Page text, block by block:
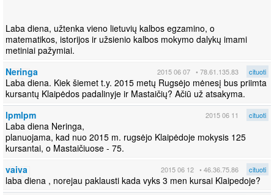
Laba diena, užtenka vieno lietuvių kalbos egzamino, o
matematikos, istorijos ir užsienio kalbos mokymo dalykų imami
metiniai pažymiai.
Neringa
2015 06 07 • 78.61.135.83 cituoti
Laba diena. Kiek šiemet t.y. 2015 metų Rugsėjo mėnesį bus priimta
kursantų Klaipėdos padalinyje ir Mastaičių? Ačiū už atsakyma.
lpmlpm
2015 06 11 cituoti
Laba diena Neringa,
planuojama, kad nuo 2015 m. rugsėjo Klaipėdoje mokysis 125
kursantai, o Mastaičiuose - 75.
vaiva
2015 06 12 • 46.36.75.86 cituoti
laba diena , norejau paklausti kada vyks 3 men kursai Klaipedoje?